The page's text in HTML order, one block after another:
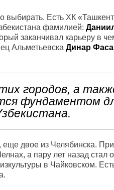
выбирать. Есть ХК
фамилией:
заканчивал карьеру в
Альметьевска Динар
городов, а
фундаментом
еще двое из Челябинска.
а пару лет назад стал
в Чайковском.